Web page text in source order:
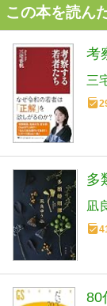
この本を読ん
考
三
多
凪
80